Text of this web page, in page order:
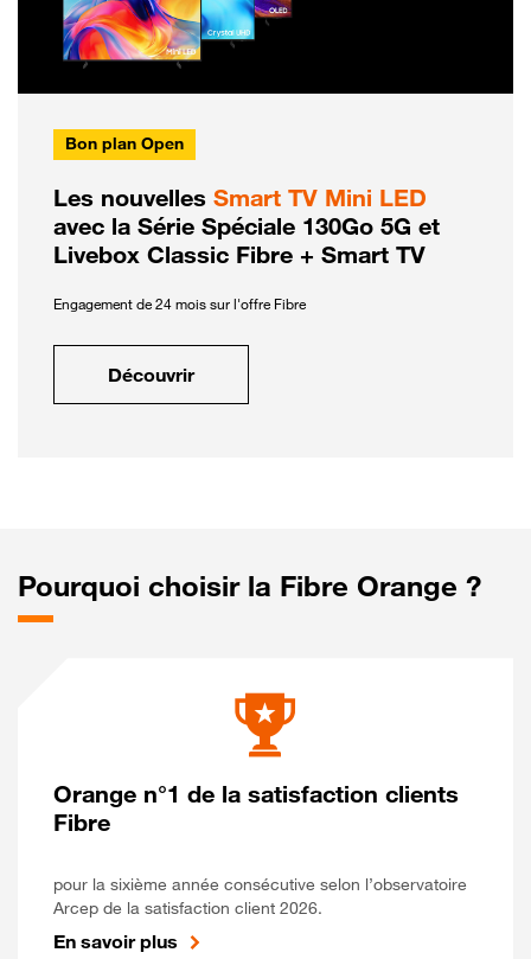
Bon plan Open
Les nouvelles Smart TV Mini LED
avec la Série Spéciale 130Go 5G et
Livebox Classic Fibre + Smart TV
Engagement de 24 mois sur l'offre Fibre
Découvrir
Pourquoi choisir la Fibre Orange ?
Orange n°1 de la satisfaction clients
Fibre
pour la sixième année consécutive selon l’observatoire
Arcep de la satisfaction client 2026.
En savoir plus